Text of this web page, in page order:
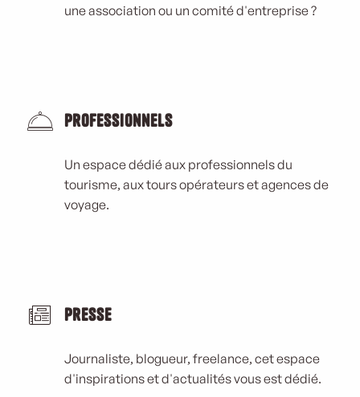
une association ou un comité d'entreprise ?
Professionnels
Un espace dédié aux professionnels du
tourisme, aux tours opérateurs et agences de
voyage.
Presse
Journaliste, blogueur, freelance, cet espace
d'inspirations et d'actualités vous est dédié.